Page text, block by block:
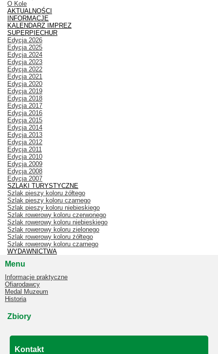
O Kole
AKTUALNOŚCI
INFORMACJE
KALENDARZ IMPREZ
SUPERPIECHUR
Edycja 2026
Edycja 2025
Edycja 2024
Edycja 2023
Edycja 2022
Edycja 2021
Edycja 2020
Edycja 2019
Edycja 2018
Edycja 2017
Edycja 2016
Edycja 2015
Edycja 2014
Edycja 2013
Edycja 2012
Edycja 2011
Edycja 2010
Edycja 2009
Edycja 2008
Edycja 2007
SZLAKI TURYSTYCZNE
Szlak pieszy koloru żółtego
Szlak pieszy koloru czarnego
Szlak pieszy koloru niebieskiego
Szlak rowerowy koloru czerwonego
Szlak rowerowy koloru niebieskiego
Szlak rowerowy koloru zielonego
Szlak rowerowy koloru żółtego
Szlak rowerowy koloru czarnego
WYDAWNICTWA
Menu
Informacje praktyczne
Ofiarodawcy
Medal Muzeum
Historia
Zbiory
Kontakt